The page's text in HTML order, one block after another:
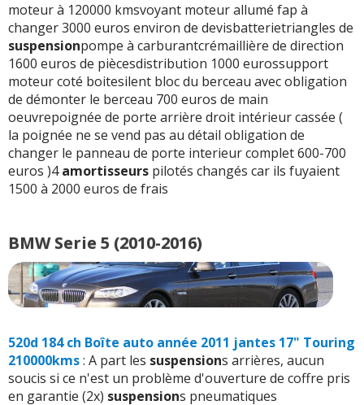
moteur à 120000 kmsvoyant moteur allumé fap à
changer 3000 euros environ de devisbatterietriangles de
suspensionpompe à carburantcrémaillière de direction
1600 euros de piècesdistribution 1000 eurossupport
moteur coté boitesilent bloc du berceau avec obligation
de démonter le berceau 700 euros de main
oeuvrepoignée de porte arrière droit intérieur cassée (
la poignée ne se vend pas au détail obligation de
changer le panneau de porte interieur complet 600-700
euros )4amortisseurs pilotés changés car ils fuyaient
1500 à 2000 euros de frais
BMW Serie 5 (2010-2016)
520d 184 ch Boîte auto année 2011 jantes 17" Touring
210000kms: A part les suspensions arrières, aucun
soucis si ce n'est un problème d'ouverture de coffre pris
en garantie (2x) suspensions pneumatiques